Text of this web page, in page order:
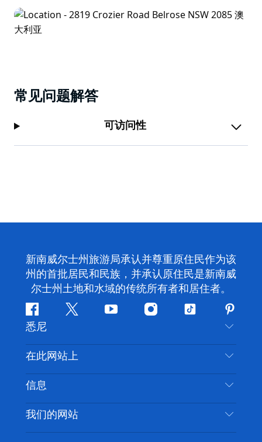
常见问题解答
可访问性
新南威尔士州旅游局承认并尊重原住民作为该
州的首批居民和民族，并承认原住民是新南威
尔士州土地和水域的传统所有者和居住者。
Facebook叽
喳
喳
YouTubeInstagram
抖
悉尼
联系我们
免责声明
隐私
Cookie 通知
在此网站上
目的地
推荐活动
新南威尔士州公路旅行
信息
旅行信息
无障碍悉尼
我们的网站